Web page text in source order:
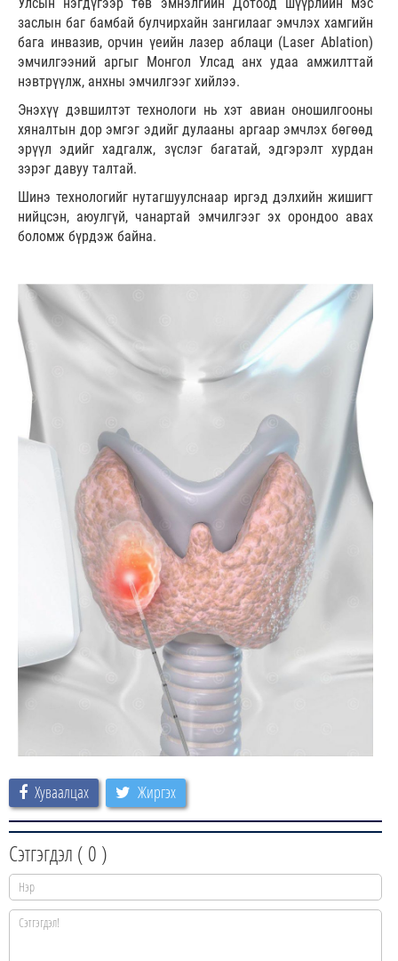
заслын баг бамбай булчирхайн зангилааг эмчлэх хамгийн
бага инвазив, орчин үеийн лазер аблаци (Laser Ablation)
эмчилгээний аргыг Монгол Улсад анх удаа амжилттай
нэвтрүүлж, анхны эмчилгээг хийлээ.
Энэхүү дэвшилтэт технологи нь хэт авиан оношилгооны
хяналтын дор эмгэг эдийг дулааны аргаар эмчлэх бөгөөд
эрүүл эдийг хадгалж, зүслэг багатай, эдгэрэлт хурдан
зэрэг давуу талтай.
Шинэ технологийг нутагшуулснаар иргэд дэлхийн жишигт
нийцсэн, аюулгүй, чанартай эмчилгээг эх орондоо авах
боломж бүрдэж байна.
Хуваалцах Жиргэх
Сэтгэгдэл ( 0 )